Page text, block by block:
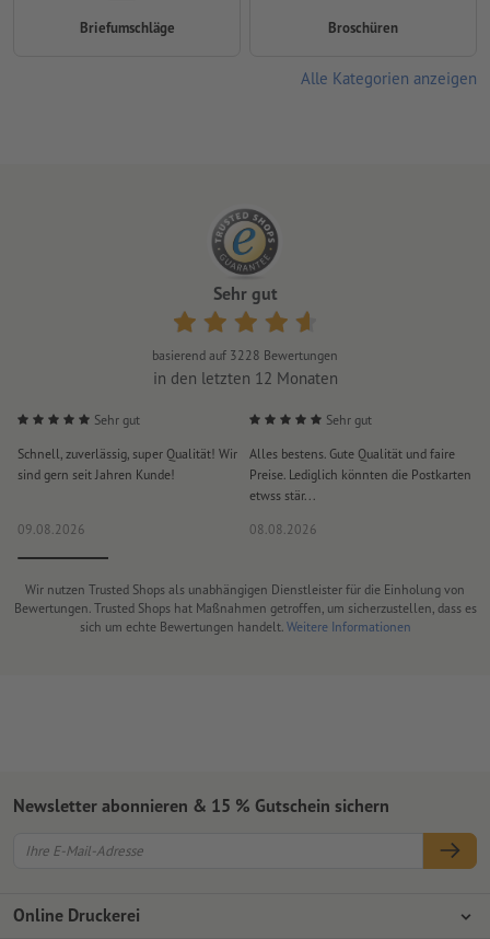
Briefumschläge Broschüren
Alle Kategorien anzeigen
Sehr gut
basierend auf 3228 Bewertungen
in den letzten 12 Monaten
Sehr gut
Schnell, zuverlässig, super Qualität! Wir
sind gern seit Jahren Kunde!
09.08.2026
Sehr gut
Alles bestens. Gute Qualität und faire
Preise. Lediglich könnten die Postkarten
etwss stär...
08.08.2026
Wir nutzen Trusted Shops als unabhängigen Dienstleister für die Einholung von
Bewertungen. Trusted Shops hat Maßnahmen getroffen, um sicherzustellen, dass es
sich um echte Bewertungen handelt. Weitere Informationen
Online Druckerei
Newsletter abonnieren & 15 % Gutschein sichern